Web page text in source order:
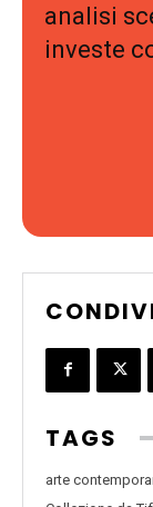
analisi
investe
TAGS
arte